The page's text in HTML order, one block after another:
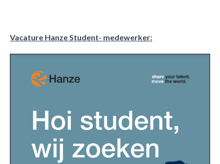
Vacature Hanze Student- medewerker: